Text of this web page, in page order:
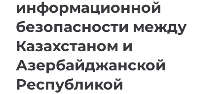
информационной
безопасности между
Казахстаном и
Азербайджанской
Республикой